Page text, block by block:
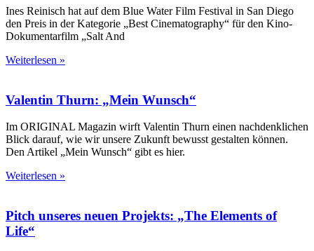
Ines Reinisch hat auf dem Blue Water Film Festival in San Diego
den Preis in der Kategorie „Best Cinematography“ für den Kino-
Dokumentarfilm „Salt And
Weiterlesen »
Valentin Thurn: „Mein Wunsch“
Im ORIGINAL Magazin wirft Valentin Thurn einen nachdenklichen
Blick darauf, wie wir unsere Zukunft bewusst gestalten können.
Den Artikel „Mein Wunsch“ gibt es hier.
Weiterlesen »
Pitch unseres neuen Projekts: „The Elements of
Life“